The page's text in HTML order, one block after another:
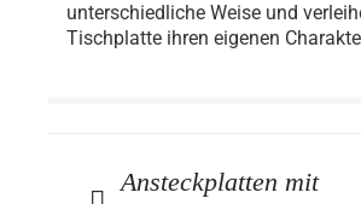
unterschiedliche Weise und
Tischplatte ihren eigenen
Ansteckplatten mit